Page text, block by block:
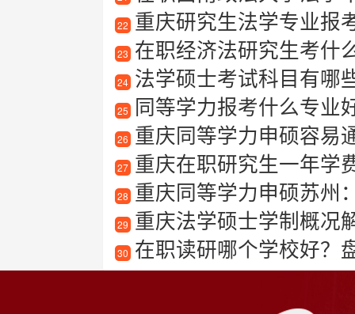
22 重庆研究生法学专业报
23 在职经济法研究生考什
24 法学硕士考试科目有哪
25 同等学力报考什么专业
26 重庆同等学力申硕容易
27 重庆在职研究生一年学
28 重庆同等学力申硕苏州
29 重庆法学硕士学制概况
30 在职读研哪个学校好？